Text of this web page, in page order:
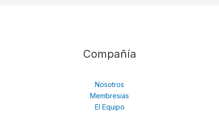
Compañía
Nosotros
Membresias
El Equipo